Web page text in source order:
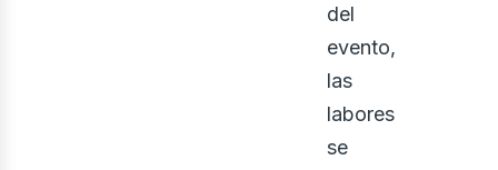
del
evento,
las
labores
se